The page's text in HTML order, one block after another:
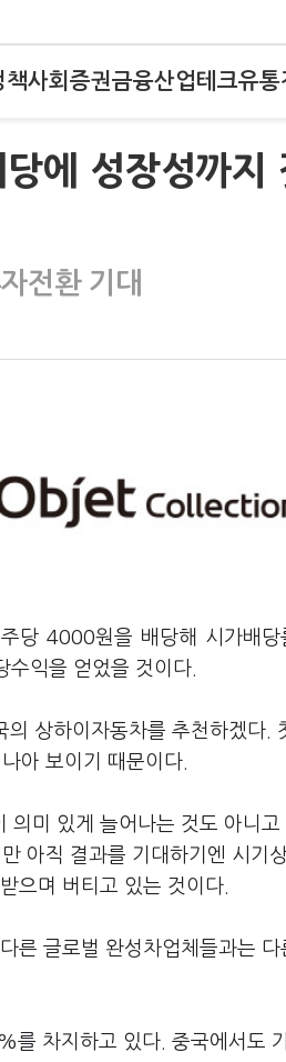
책사회 증권금융산업테크유통
에 성장성까지
전환 기대
당 4000원을 배당해 시가배
익을 얻었을 것이다.
상하이자동차를 추천하겠다.
아 보이기 때문이다.
미 있게 늘어나는 것도 아니고
아직 결과를 기대하기엔 시기
으며 버티고 있는 것이다.
른 글로벌 완성차업체들과는 다
를 차지하고 있다. 중국에서도